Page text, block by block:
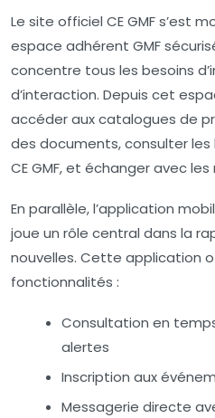
Le site officiel CE GMFs’est
espace adhérent GMF
concentre tous les besoins
d’interaction. Depuis cet
accéder aux catalogues de
des documents, consulter les
CE GMF, et échanger avec les
En parallèle, l’application
joue un rôle central dans la
nouvelles. Cette application
fonctionnalités :
Consultation en
alertes
Inscription aux
Messagerie directe